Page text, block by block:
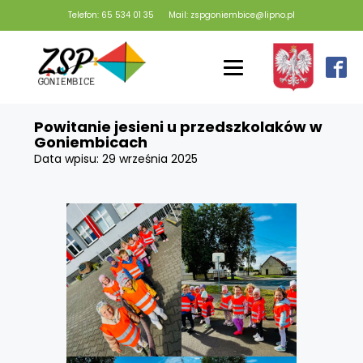
Telefon: 65 534 01 35 Mail: zspgoniembice@lipno.pl
Powitanie jesieni u przedszkolaków w
Goniembicach
Data wpisu:29 września 2025